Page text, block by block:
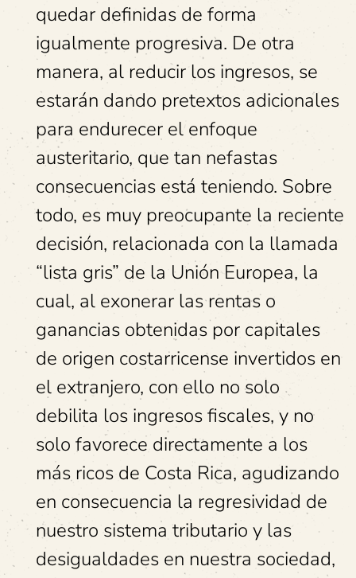
quedar definidas de forma
igualmente progresiva. De otra
manera, al reducir los ingresos, se
estarán dando pretextos adicionales
para endurecer el enfoque
austeritario, que tan nefastas
consecuencias está teniendo. Sobre
todo, es muy preocupante la reciente
decisión, relacionada con la llamada
“lista gris” de la Unión Europea, la
cual, al exonerar las rentas o
ganancias obtenidas por capitales
de origen costarricense invertidos en
el extranjero, con ello no solo
debilita los ingresos fiscales, y no
solo favorece directamente a los
más ricos de Costa Rica, agudizando
en consecuencia la regresividad de
nuestro sistema tributario y las
desigualdades en nuestra sociedad,